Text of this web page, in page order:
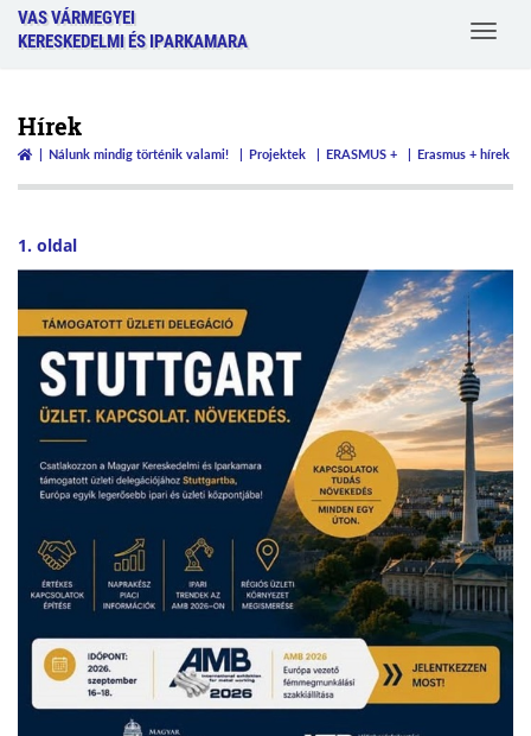
VAS VÁRMEGYEI
KERESKEDELMI ÉS IPARKAMARA
Toggle
Hírek
Nálunk mindig történik valami! Projektek ERASMUS + Erasmus + hírek
1. oldal